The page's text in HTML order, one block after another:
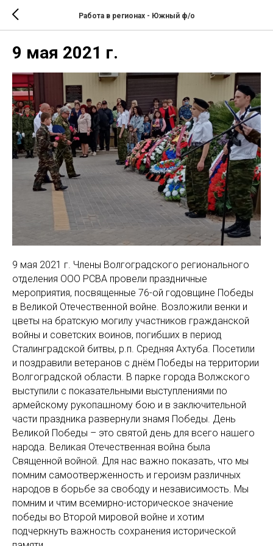
Работа в регионах - Южный ф/о
9 мая 2021 г.
9 мая 2021 г. Члены Волгоградского регионального
отделения ООО РСВА провели праздничные
мероприятия, посвященные 76-ой годовщине Победы
в Великой Отечественной войне. Возложили венки и
цветы на братскую могилу участников гражданской
войны и советских воинов, погибших в период
Сталинградской битвы, р.п. Средняя Ахтуба. Посетили
и поздравили ветеранов с днём Победы на территории
Волгоградской области. В парке города Волжского
выступили с показательными выступлениями по
армейскому рукопашному бою и в заключительной
части праздника развернули знамя Победы. День
Великой Победы – это святой день для всего нашего
народа. Великая Отечественная война была
Священной войной. Для нас важно показать, что мы
помним самоотверженность и героизм различных
народов в борьбе за свободу и независимость. Мы
помним и чтим всемирно-историческое значение
победы во Второй мировой войне и хотим
подчеркнуть важность сохранения исторической